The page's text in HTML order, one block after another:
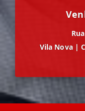
Vila Nova |